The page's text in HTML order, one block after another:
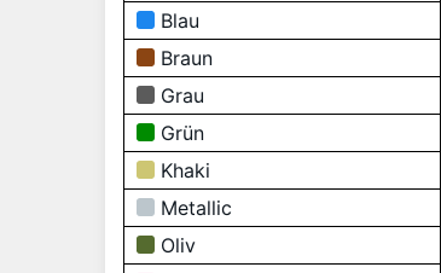
Blau
Braun
Grau
Grün
Khaki
Metallic
Oliv